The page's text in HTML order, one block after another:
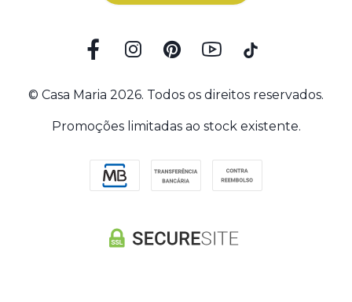
© Casa Maria 2026. Todos os direitos reservados.
Promoções limitadas ao stock existente.